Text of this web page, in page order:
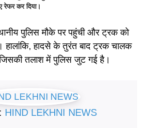
रेफर कर दिया।
पुलिस मौके पर पहुंची और ट्रक को
हादसे के तुरंत बाद ट्रक चालक
तलाश में पुलिस जुट गई है।
HIND LEKHNI NEWS